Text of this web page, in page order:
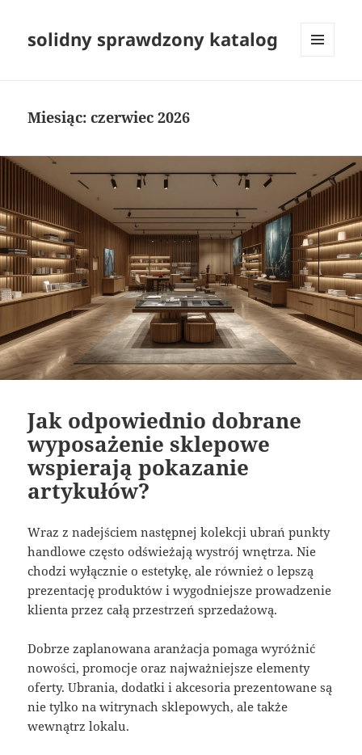
solidny sprawdzony katalog
Miesiąc:czerwiec 2026
Jak odpowiednio dobrane
wyposażenie sklepowe
wspierają pokazanie
artykułów?
Wraz z nadejściem następnej kolekcji ubrań punkty
handlowe często odświeżają wystrój wnętrza. Nie
chodzi wyłącznie o estetykę, ale również o lepszą
prezentację produktów i wygodniejsze prowadzenie
klienta przez całą przestrzeń sprzedażową.
Dobrze zaplanowana aranżacja pomaga wyróżnić
nowości, promocje oraz najważniejsze elementy
oferty. Ubrania, dodatki i akcesoria prezentowane są
nie tylko na witrynach sklepowych, ale także
wewnątrz lokalu.